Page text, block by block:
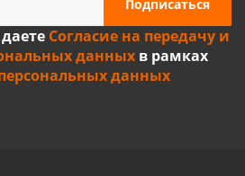
Согласие на передачу и
данныхв рамках
данных